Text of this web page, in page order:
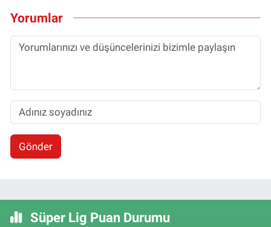
Yorumlar
Gönder
Süper Lig Puan Durumu